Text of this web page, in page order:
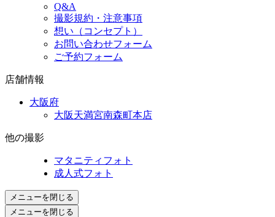
Q&A
撮影規約・注意事項
想い（コンセプト）
お問い合わせフォーム
ご予約フォーム
店舗情報
大阪府
大阪天満宮南森町本店
他の撮影
マタニティフォト
成人式フォト
メニューを閉じる
メニューを閉じる